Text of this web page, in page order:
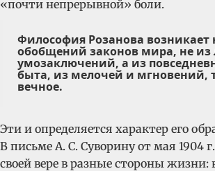
«почти непрерывной» боли.
Философия Розанова возникает
обобщений законов мира, не из
умозаключений, а из
быта, из мелочей и мгновений,
вечное.
Эти и определяется характер его
В письме А. С. Суворину от мая 1904
своей вере в разные стороны жизни: